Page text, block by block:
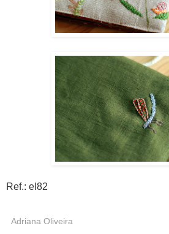
Ref.: el82
Adriana Oliveira